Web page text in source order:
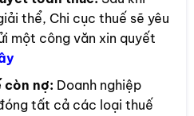
thể, Chi cục thuế sẽ yêu
một công văn xin quyết
nợ: Doanh nghiệp
tất cả các loại thuế